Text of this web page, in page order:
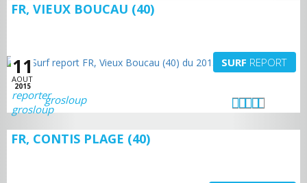
FR, VIEUX BOUCAU (40)
11
AOUT
2015
SURF REPORT
grosloup
FR, CONTIS PLAGE (40)